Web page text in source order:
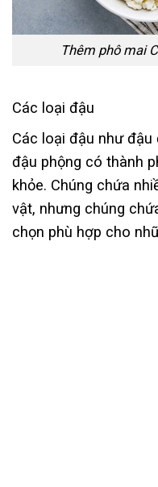
Thêm phô mai
Các loại đậu
Các loại đậu như đậu
đậu phộng có thành
khỏe. Chúng chứa
vật, nhưng chúng
chọn phù hợp cho